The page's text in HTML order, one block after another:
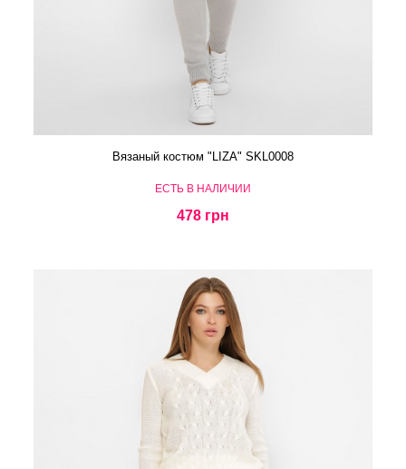
Вязаный костюм "LIZA" SKL0008
ЕСТЬ В НАЛИЧИИ
478 грн